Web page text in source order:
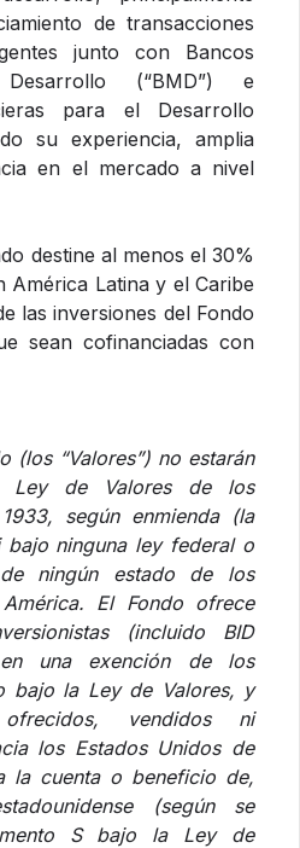
de transacciones
junto con Bancos
(“BMD”) e
para el Desarrollo
su experiencia, amplia
en el mercado a nivel
destine al menos el 30%
América Latina y el Caribe
las inversiones del Fondo
sean cofinanciadas con
(los “Valores”) no estarán
Ley de Valores de los
según enmienda (la
bajo ninguna ley federal o
ningún estado de los
El Fondo ofrece
(incluido BID
en una exención de los
bajo la Ley de Valores, y
vendidos ni
los Estados Unidos de
la cuenta o beneficio de,
(según se
S bajo la Ley de